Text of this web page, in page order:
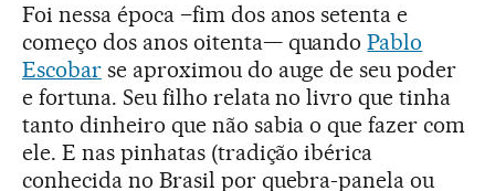
Foi nessa época –fim dos anos setenta e
começo dos anos oitenta— quandoPablo
Escobarse aproximou do auge de seu poder
e fortuna. Seu filho relata no livro que tinha
tanto dinheiro que não sabia o que fazer com
ele. E nas pinhatas (tradição ibérica
conhecida no Brasil por quebra-panela ou